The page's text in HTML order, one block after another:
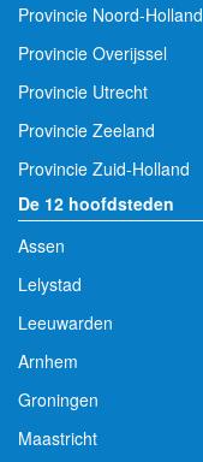
Provincie Noord-Holland
Provincie Overijssel
Provincie Utrecht
Provincie Zeeland
Provincie Zuid-Holland
De 12 hoofdsteden
Assen
Lelystad
Leeuwarden
Arnhem
Groningen
Maastricht